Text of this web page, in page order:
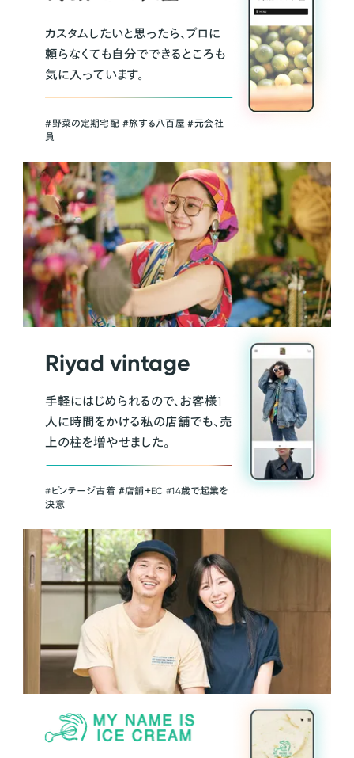
カスタムしたいと思ったら、プロに
頼らなくても自分でできるところも
気に入っています。
＃野菜の定期宅配 ＃旅する八百屋 ＃元会社
員
Riyad vintage
手軽にはじめられるので、お客様1
人に時間をかける私の店舗でも、売
上の柱を増やせました。
#ビンテージ古着 ＃店舗＋EC #14歳で起業を
決意